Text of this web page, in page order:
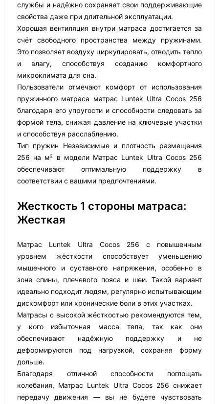
службы и надёжно сохраняет свои поддерживающие
свойства даже при длительной эксплуатации.
Хорошая вентиляция внутри матраса достигается за
счёт свободного пространства между пружинами.
Это позволяет воздуху циркулировать, отводить тепло
и влагу, способствуя созданию комфортного
микроклимата для сна.
Пользователи отмечают комфорт от использования
пружинного матраса матрас Luntek Ultra Cocos 256
благодаря его упругости и способности следовать за
формой тела, снижая давление на ключевые участки
и способствуя расслаблению.
Тип пружин Независимые и плотность размещения
256 на м² в модели Матрас Luntek Ultra Cocos 256
обеспечивают оптимальную поддержку в
соответствии с вашими предпочтениями.
Жесткость 1 стороны матраса:
Жесткая
Матрас Luntek Ultra Cocos 256 с повышенным
уровнем жёсткости способствует уменьшению
мышечного и суставного напряжения, особенно в
зоне спины, плечевого пояса и шеи. Такой вариант
идеально подходит людям, регулярно испытывающим
дискомфорт или хронические боли в этих участках.
Матрасы с высокой жёсткостью рекомендуются тем,
у кого избыточная масса тела, так как они
обеспечивают надёжную поддержку и не
деформируются под нагрузкой, сохраняя форму
дольше.
Благодаря отличной способности поглощать
колебания, Матрас Luntek Ultra Cocos 256 снижает
передачу движения — вы не будете чувствовать